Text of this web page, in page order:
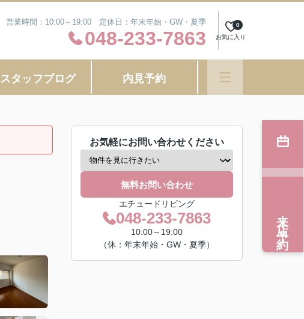
営業時間：10:00～19:00 定休日：年末年始・GW・夏季
048-233-7863 お気に入り
0
スタッフブログ 内見予約
お気軽にお問い合わせください
無料お問い合わせ
エチュードリビング
048-233-7863
10:00～19:00
（休：年末年始・GW・夏季）
来店予約